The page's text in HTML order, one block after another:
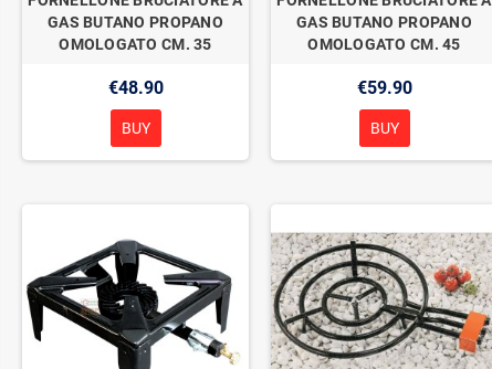
GAS BUTANO PROPANO
OMOLOGATO CM. 35
€48.90
BUY
GAS BUTANO PROPANO
OMOLOGATO CM. 45
€59.90
BUY